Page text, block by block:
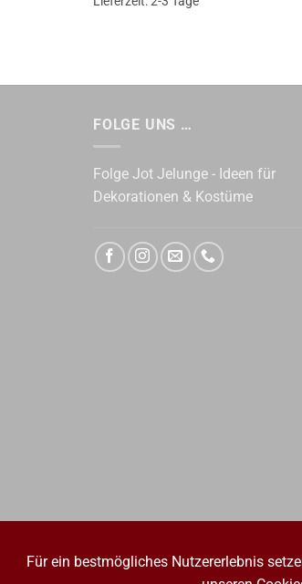
FOLGE UNS …
Folge Jot Jelunge - Ideen für
Dekorationen & Kostüme
Für ein bestmögliches Nutzererlebnis